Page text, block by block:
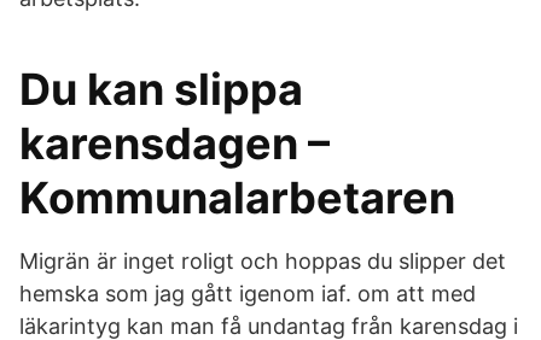
Du kan slippa
karensdagen –
Kommunalarbetaren
Migrän är inget roligt och hoppas du slipper det
hemska som jag gått igenom iaf. om att med
läkarintyg kan man få undantag från karensdag i